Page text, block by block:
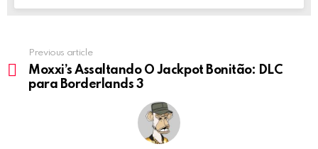
more
Previous article
Moxxi’s Assaltando O Jackpot Bonitão: DLC
para Borderlands 3